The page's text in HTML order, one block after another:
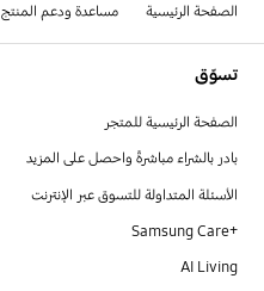
الصفحة الرئيسية مساعدة ودعم المنتج
تسوّق
الصفحة الرئيسية للمتجر
بادر بالشراء مباشرةً واحصل على المزيد
الأسئلة المتداولة للتسوق عبر الإنترنت
+Samsung Care
AI Living